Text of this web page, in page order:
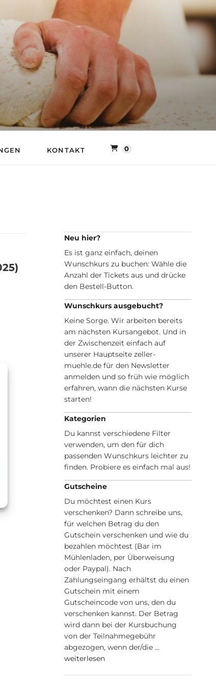
MÜHLE
KONTAKT 0
Neu hier?
Es ist ganz einfach, deinen
Wunschkurs zu buchen: Wähle die
Anzahl der Tickets aus und drücke
den Bestell-Button.
Wunschkurs ausgebucht?
Keine Sorge. Wir arbeiten bereits
am nächsten Kursangebot. Und in
der Zwischenzeit einfach auf
unserer Hauptseite zeller-
muehle.de für den Newsletter
anmelden und so früh wie möglich
erfahren, wann die nächsten Kurse
starten!
Kategorien
Du kannst verschiedene Filter
verwenden, um den für dich
passenden Wunschkurs leichter zu
finden. Probiere es einfach mal aus!
Gutscheine
Du möchtest einen Kurs
verschenken? Dann schreibe uns,
für welchen Betrag du den
Gutschein verschenken und wie du
bezahlen möchtest (Bar im
Mühlenladen, per Überweisung
oder Paypal). Nach
Zahlungseingang erhältst du einen
Gutschein mit einem
Gutscheincode von uns, den du
verschenken kannst. Der Betrag
wird dann bei der Kursbuchung
von der Teilnahmegebühr
abgezogen, wenn der/die …
weiterlesen